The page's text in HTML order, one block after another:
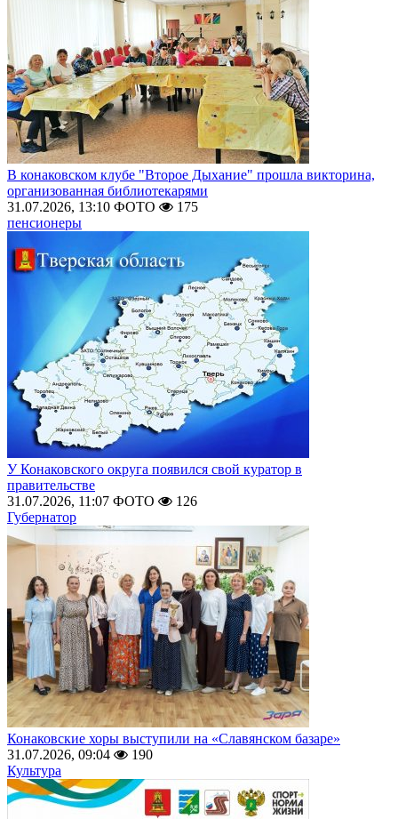
В конаковском клубе "Второе Дыхание" прошла викторина,
организованная библиотекарями
31.07.2026, 13:10 ФОТО
175
пенсионеры
У Конаковского округа появился свой куратор в
правительстве
31.07.2026, 11:07 ФОТО
126
Губернатор
Конаковские хоры выступили на «Славянском базаре»
31.07.2026, 09:04
190
Культура